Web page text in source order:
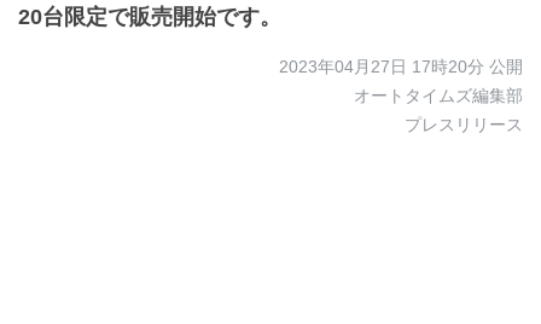
20台限定で販売開始です。
2023年04月27日 17時20分 公開
オートタイムズ編集部
プレスリリース